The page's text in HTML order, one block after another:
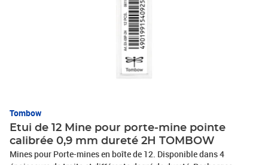
Tombow
Etui de 12 Mine pour porte-mine pointe
calibrée 0,9 mm dureté 2H TOMBOW
Mines pour Porte-mines en boîte de 12. Disponible dans 4